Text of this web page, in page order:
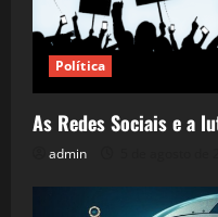
Política
As Redes Sociais e a
admin